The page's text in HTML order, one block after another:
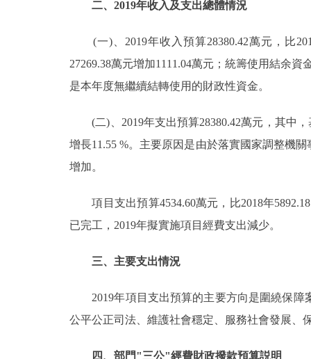
二、2019年收入及支出總體情況
(一)、2019年收入預算28380.42萬元，比
27269.38萬元增加1111.04萬元；統籌使用結余
是本年度無繼續結轉使用的財政性資金。
(二)、2019年支出預算28380.42萬元，其中，
增長11.55 %。主要原因是由於落實國家調整機
增加。
項目支出預算4534.60萬元，比2018年5892.18
已完工，2019年擬實施項目經費支出減少。
三、主要支出情況
2019年項目支出預算的主要方向是圍繞保障
公平公正司法、維護社會穩定、服務社會發展、
四、部門"三公"經費財政撥款預算説明